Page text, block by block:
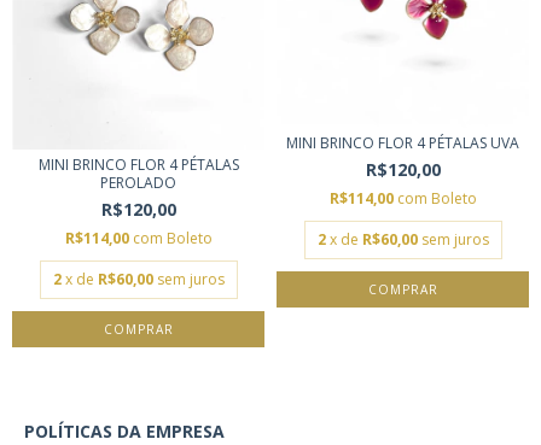
MINI BRINCO FLOR 4 PÉTALAS
PEROLADO
R$120,00
R$114,00 com Boleto
2 x de R$60,00 sem juros
MINI BRINCO FLOR 4 PÉTALAS UVA
R$120,00
R$114,00 com Boleto
2 x de R$60,00 sem juros
POLÍTICAS DA EMPRESA